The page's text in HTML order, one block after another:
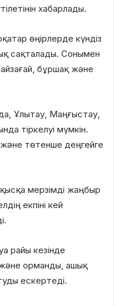
хабарлады.
өңірлерде күндіз
сақталады. Сонымен
бұршақ және
Ұлытау, Маңғыстау,
тіркелуі мүмкін.
төтенше деңгейге
мерзімді жаңбыр
екпіні кей
райы кезінде
және орманды, ашық
ескертеді.